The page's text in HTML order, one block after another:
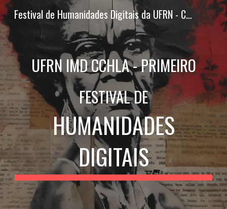
Skip to main content Skip to navigation
Festival de Humanidades Digitais da UFRN - CCHLA - IMD
UFRN IMD CCHLA - PRIMEIRO
FESTIVAL DE
HUMANIDADES
DIGITAIS